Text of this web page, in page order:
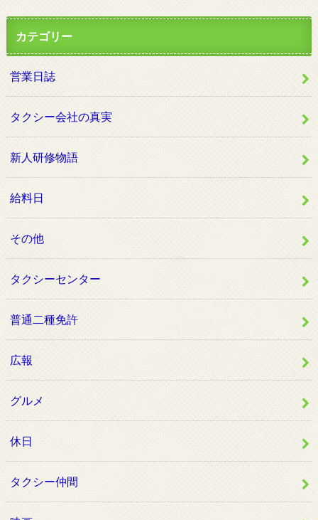
カテゴリー
営業日誌
タクシー会社の真実
新人研修物語
給料日
その他
タクシーセンター
普通二種免許
広報
グルメ
休日
タクシー仲間